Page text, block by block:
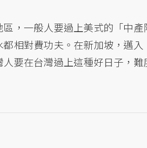
，一般人要過上美式的「中
相對費功夫。在新加坡，邁
要在台灣過上這種好日子，